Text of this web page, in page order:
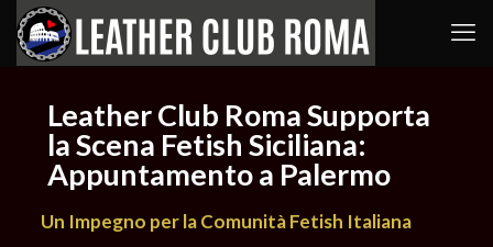
Leather Club Roma Supporta
la Scena Fetish Siciliana:
Appuntamento a Palermo
IlUn Impegno per la Comunità Fetish Italiana